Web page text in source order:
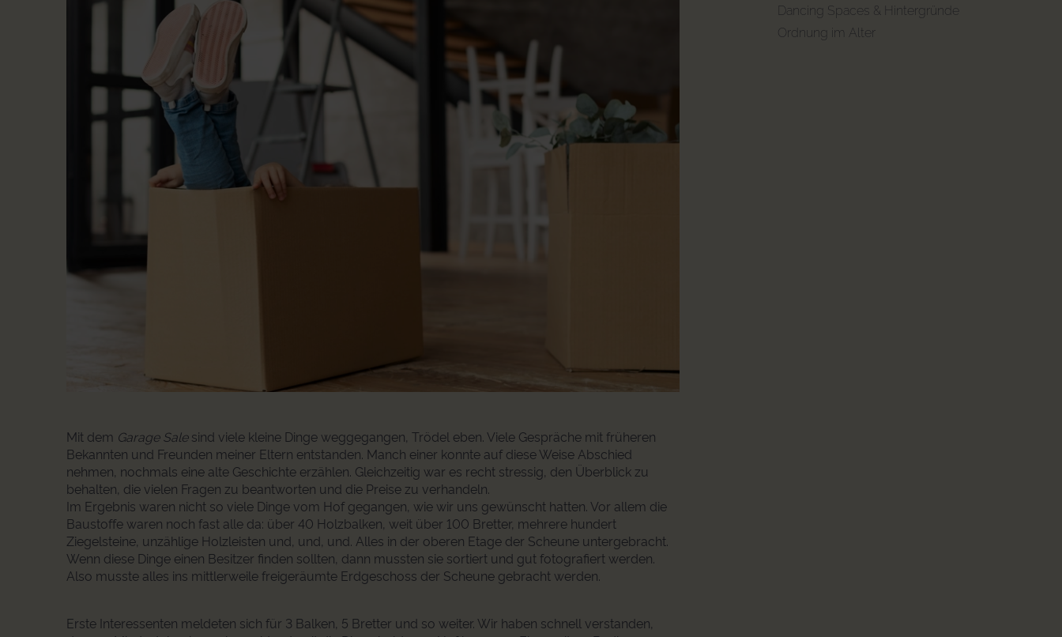
Mit dem Garage Salesind viele kleine Dinge weggegangen, Trödel eben. Viele Gespräche mit früheren
Bekannten und Freunden meiner Eltern entstanden. Manch einer konnte auf diese Weise Abschied
nehmen, nochmals eine alte Geschichte erzählen. Gleichzeitig war es recht stressig, den Überblick zu
behalten, die vielen Fragen zu beantworten und die Preise zu verhandeln.
Im Ergebnis waren nicht so viele Dinge vom Hof gegangen, wie wir uns gewünscht hatten. Vor allem die
Baustoffe waren noch fast alle da: über 40 Holzbalken, weit über 100 Bretter, mehrere hundert
Ziegelsteine, unzählige Holzleisten und, und, und. Alles in der oberen Etage der Scheune untergebracht.
Wenn diese Dinge einen Besitzer finden sollten, dann mussten sie sortiert und gut fotografiert werden.
Also musste alles ins mittlerweile freigeräumte Erdgeschoss der Scheune gebracht werden.
Erste Interessenten meldeten sich für 3 Balken, 5 Bretter und so weiter. Wir haben schnell verstanden,
Dancing Spaces & Hintergründe
Ordnung im Alter